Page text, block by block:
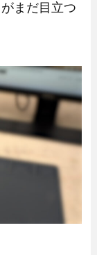
まだ目立つ